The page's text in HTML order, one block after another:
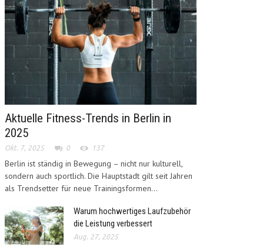
Aktuelle Fitness-Trends in Berlin in
2025
Okt. 7, 2025 0 137
Berlin ist ständig in Bewegung – nicht nur kulturell,
sondern auch sportlich. Die Hauptstadt gilt seit Jahren
als Trendsetter für neue Trainingsformen...
Warum hochwertiges Laufzubehör
die Leistung verbessert
Aug. 27, 2025